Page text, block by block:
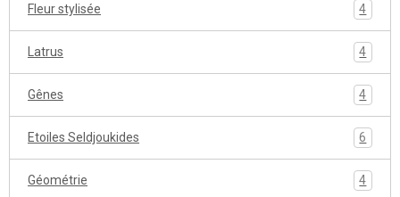
Fleur stylisée 4
Latrus 4
Gênes 4
Etoiles Seldjoukides 6
Géométrie 4